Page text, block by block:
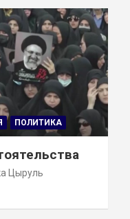
ПОЛИТИКА
Цыруль